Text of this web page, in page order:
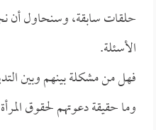
حلقات سابقة، وسنحاول أن
الأسئلة.
فهل من مشكلة بينهم وبين
وما حقيقة دعوتهم لحقوق